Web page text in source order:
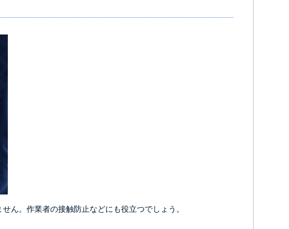
ん。作業者の接触防止などにも役立つでしょう。